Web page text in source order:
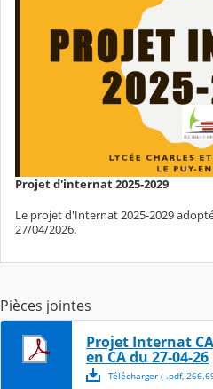
Projet d'internat 2025-2029
Le projet d'Internat 2025-2029
27/04/2026.
Pièces jointes
Projet Internat
en CA du 27-04-26
Télécharger( .pdf,